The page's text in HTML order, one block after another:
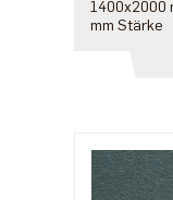
1400x2000
mm Stärke